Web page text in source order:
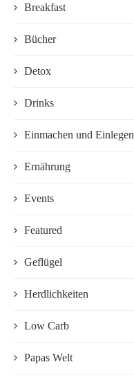
Breakfast
Bücher
Detox
Drinks
Einmachen und Einlegen
Ernährung
Events
Featured
Geflügel
Herdlichkeiten
Low Carb
Papas Welt